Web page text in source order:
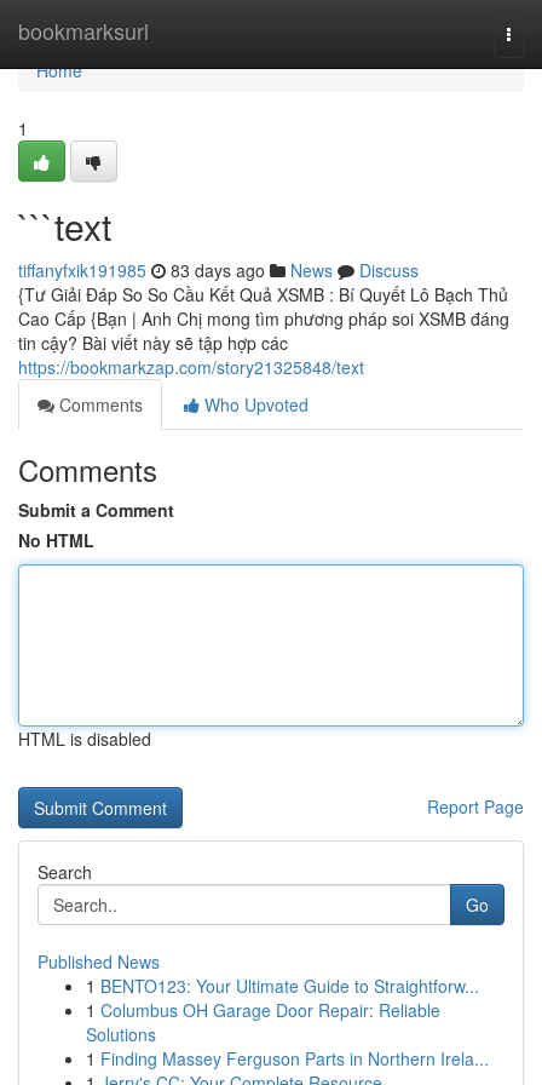
bookmarksurl
Home
Home
1
```text
tiffanyfxik191985 83 days ago News
Discuss
{Tư Giải Đáp So So Cầu Kết Quả XSMB : Bí Quyết Lô Bạch Thủ
Cao Cấp {Bạn | Anh Chị mong tìm phương pháp soi XSMB đáng
tin cậy? Bài viết này sẽ tập hợp các
https://bookmarkzap.com/story21325848/text
Comments
Who Upvoted
Comments
Submit a Comment
No HTML
HTML is disabled
Report Page
Search
Go
Published News
1 BENTO123: Your Ultimate Guide to Straightforw...
1 Columbus OH Garage Door Repair: Reliable
Solutions
1 Finding Massey Ferguson Parts in Northern Irela...